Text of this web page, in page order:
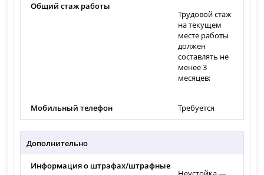
Общий стаж работы
Трудовой стаж
на текущем
месте работы
должен
составлять не
менее 3
месяцев;
Мобильный телефон Требуется
Дополнительно
Информация о штрафах/штрафные